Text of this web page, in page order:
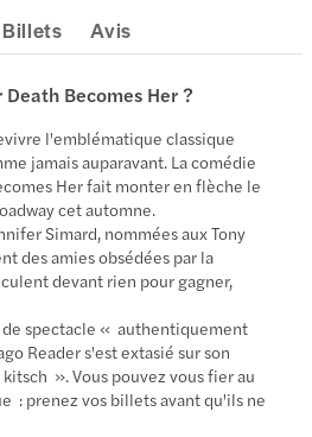
Billets Avis
Becomes Her ?
l'emblématique classique
jamais auparavant. La comédie
Her fait monter en flèche le
cet automne.
Simard, nommées aux Tony
des amies obsédées par la
devant rien pour gagner,
spectacle « authentiquement
Reader s'est extasié sur son
». Vous pouvez vous fier au
: prenez vos billets avant qu'ils ne